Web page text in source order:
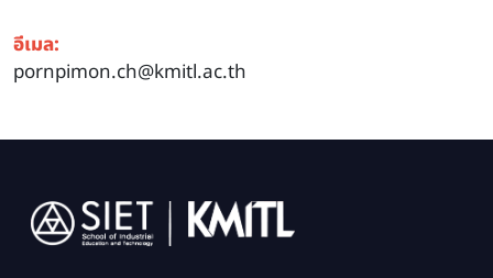
อีเมล:
pornpimon.ch@kmitl.ac.th
Image